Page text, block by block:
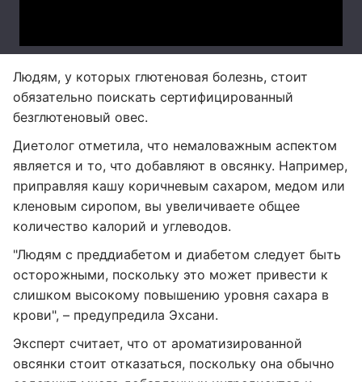
Людям, у которых глютеновая болезнь, стоит
обязательно поискать сертифицированный
безглютеновый овес.
Диетолог отметила, что немаловажным аспектом
является и то, что добавляют в овсянку. Например,
приправляя кашу коричневым сахаром, медом или
кленовым сиропом, вы увеличиваете общее
количество калорий и углеводов.
"Людям с преддиабетом и диабетом следует быть
осторожными, поскольку это может привести к
слишком высокому повышению уровня сахара в
крови", – предупредила Эхсани.
Эксперт считает, что от ароматизированной
овсянки стоит отказаться, поскольку она обычно